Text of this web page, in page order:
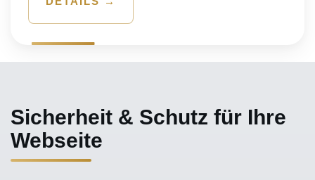
Sicherheit & Schutz für Ihre
Webseite